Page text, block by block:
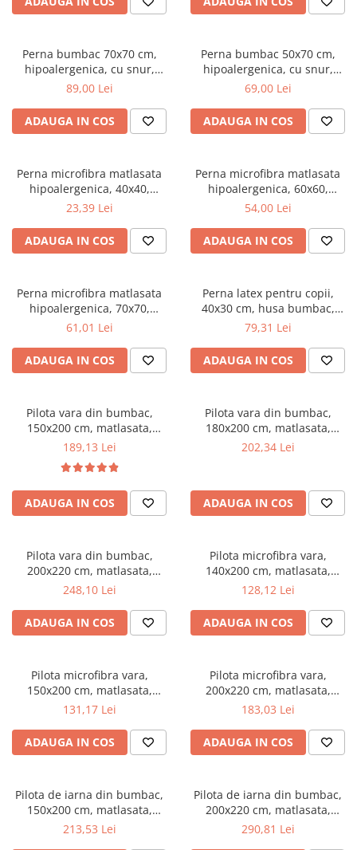
Top saltele MemoHR 6.5 cm
Saltele ieftine
Saltele cu plasa de arcuri
Saltele cu spuma
Scaune manager
Mese bucatarie
Scaune pentru bucatarie
Seturi mese si scaune bucatarie
Mobila hol
Suporturi si rafturi pantofi
Portmantouri
Pantofare
Seturi mobilier hol
Suport pentru umerase
Etajere
Mobilier gradinita
Mese gradinita
Set mese si scaune gradinita
Mobilier copii
Mobila camera copii
Saltele patuturi copii
Masa si scaune gradinita
Seturi comode living si dormitor
alb
Perna bumbac 70x70 cm,
hipoalergenica, cu snur,
umplutura bilute siliconizate,
89,00 Lei
ADAUGA IN COS
Perna bumbac 50x70 cm,
hipoalergenica, cu snur,
umplutura bilute siliconizate,
69,00 Lei
ADAUGA IN COS
Perna microfibra matlasata
hipoalergenica, 40x40,
umplutura bilute siliconizate,
23,39 Lei
ADAUGA IN COS
Perna microfibra matlasata
hipoalergenica, 60x60,
umplutura bilute siliconizate,
54,00 Lei
ADAUGA IN COS
Perna microfibra matlasata
hipoalergenica, 70x70,
umplutura bilute siliconizate,
61,01 Lei
ADAUGA IN COS
Perna latex pentru copii,
40x30 cm, husa bumbac,
antialergenica,
79,31 Lei
ADAUGA IN COS
Pilota vara din bumbac,
150x200 cm, matlasata,
umplutura bilute siliconizate,
90°C, alb
189,13 Lei
ADAUGA IN COS
Pilota vara din bumbac,
180x200 cm, matlasata,
umplutura bilute siliconizate,
202,34 Lei
ADAUGA IN COS
Pilota vara din bumbac,
200x220 cm, matlasata,
umplutura bilute siliconizate,
90°C, alb
248,10 Lei
ADAUGA IN COS
Pilota microfibra vara,
140x200 cm, matlasata,
hipoalergenica, usoara,
densitate 200 g/m², lavabila la
95°C, alb
128,12 Lei
ADAUGA IN COS
Pilota microfibra vara,
150x200 cm, matlasata,
hipoalergenica, usoara,
densitate 200 g/m², lavabila la
95°C, alb
131,17 Lei
ADAUGA IN COS
Pilota microfibra vara,
200x220 cm, matlasata,
hipoalergenica, usoara,
densitate 200 g/m², lavabila la
95°C, alb
183,03 Lei
ADAUGA IN COS
Pilota de iarna din bumbac,
150x200 cm, matlasata,
umplutura bilute siliconizate,
213,53 Lei
Pilota de iarna din bumbac,
200x220 cm, matlasata,
umplutura bilute siliconizate,
290,81 Lei